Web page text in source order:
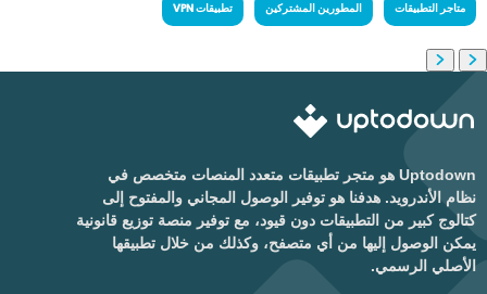
متاجر التطبيقات المطورين المشتركين تطبيقات VPN
Uptodown هو متجر تطبيقات متعدد المنصات متخصص في
نظام الأندرويد. هدفنا هو توفير الوصول المجاني والمفتوح إلى
كتالوج كبير من التطبيقات دون قيود، مع توفير منصة توزيع قانونية
يمكن الوصول إليها من أي متصفح، وكذلك من خلال تطبيقها
الأصلي الرسمي.